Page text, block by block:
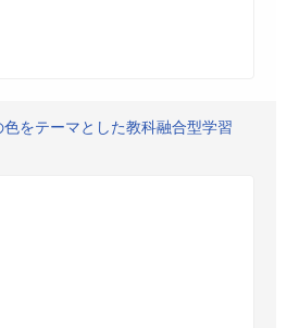
をテーマとした教科融合型学習